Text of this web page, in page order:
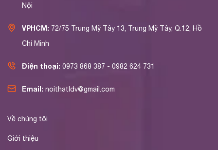
Nội
VPHCM: 72/75 Trung Mỹ Tây 13, Trung Mỹ Tây, Q.12, Hồ
Chí Minh
Điện thoại: 0973 868 387 - 0982 624 731
Email: noithatldv@gmail.com
Về chúng tôi
Giới thiệu